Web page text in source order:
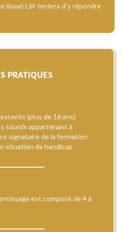
Visuel-LSF tentera d’y répondre
PRATIQUES
(plus de 16 ans)
sourds appartenant à
signataire de la formation
situation de handicap
est composé de 4 à